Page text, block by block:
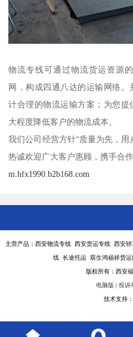
物流专线可通过物流货运资源
网，构成四通八达的运输网络
计合理的物流运输方案；为您
大程度降低客户的物流成本。
我们公司经营方针“质量为先，用
热诚欢迎广大客户惠顾，携手合
m.hfx1990.b2b168.com
主营产品：西安物流专线 西安货运专线 西安
线 长途托运 双生鸿福祥货
版权所有：西安
电脑版 投诉
技术支持：